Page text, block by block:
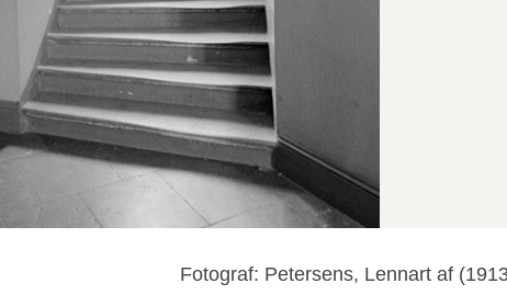
Fotograf: Petersens, Lennart af